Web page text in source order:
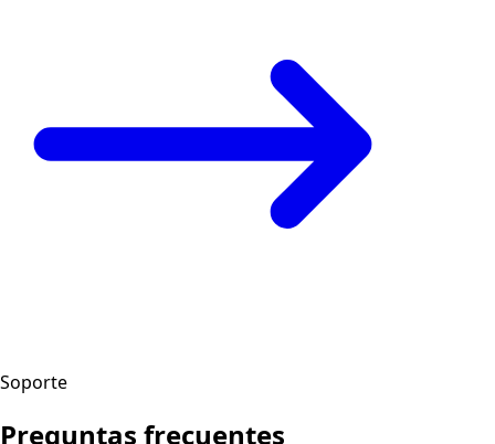
Soporte
Preguntas frecuentes